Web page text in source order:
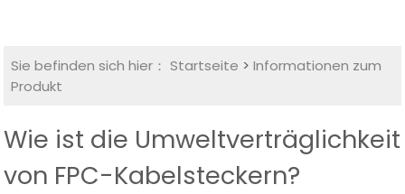
Sie befinden sich hier： Startseite >Informationen zum
Produkt
Wie ist die Umweltverträglichkeit
von FPC-Kabelsteckern?